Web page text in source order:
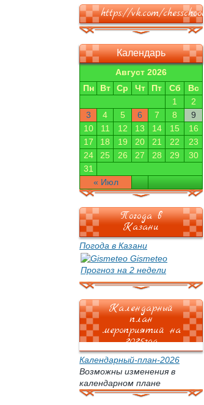
https://vk.com/chesschool
Календарь
Август 2026
Пн
Вт Ср Чт Пт Сб Вс
« Июл
1
2
3
4 5 6 7 8
9
10
11 12 13 14 15
16
17
18 19 20 21 22
23
24
25 26 27 28 29
30
31
Погода в
Казани
Погода в Казани
Gismeteo
Прогноз на 2 недели
Календарный
план
мероприятий на
2025год
Календарный-план-2026
Возможны изменения в
календарном плане